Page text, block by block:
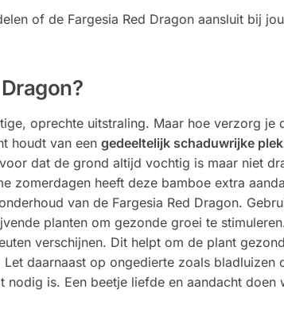
of de Fargesia Red Dragon aansluit bij
oprechte uitstraling. Maar hoe verzorg je
houdt van een gedeeltelijk schaduwrijke plek
dat de grond altijd vochtig is maar niet
zomerdagen heeft deze bamboe extra
van de Fargesia Red Dragon.
planten om gezonde groei te
verschijnen. Dit helpt om de plant
daarnaast op ongedierte zoals bladluizen
is. Een beetje liefde en aandacht doen